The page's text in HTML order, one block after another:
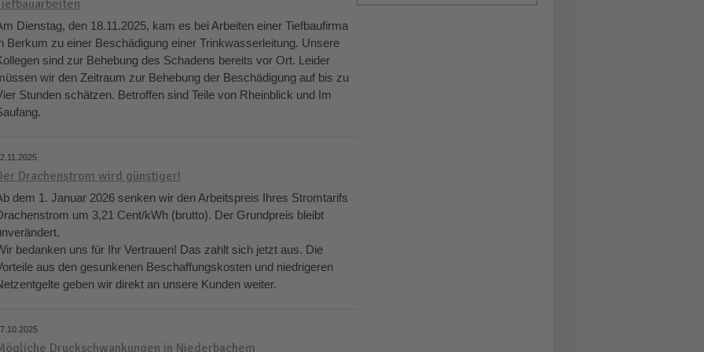
Dienstag, den 18.11.2025, kam es bei Arbeiten einer Tiefbaufirma
Berkum zu einer Beschädigung einer Trinkwasserleitung. Unsere
sind zur Behebung des Schadens bereits vor Ort. Leider
wir den Zeitraum zur Behebung der Beschädigung auf bis zu
Stunden schätzen. Betroffen sind Teile von Rheinblick und Im
Drachenstrom wird günstiger!
dem 1. Januar 2026 senken wir den Arbeitspreis Ihres Stromtarifs
um 3,21 Cent/kWh (brutto). Der Grundpreis bleibt
bedanken uns für Ihr Vertrauen! Das zahlt sich jetzt aus. Die
aus den gesunkenen Beschaffungskosten und niedrigeren
geben wir direkt an unsere Kunden weiter.
Druckschwankungen in Niederbachem